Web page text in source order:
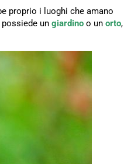
proprio i luoghi che amano
un giardino o un orto,